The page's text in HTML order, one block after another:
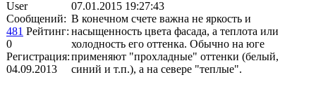
User
Сообщений:
481 Рейтинг:
0
Регистрация:
04.09.2013
07.01.2015 19:27:43
В конечном счете важна не яркость и
насыщенность цвета фасада, а теплота или
холодность его оттенка. Обычно на юге
применяют "прохладные" оттенки (белый,
синий и т.п.), а на севере "теплые".